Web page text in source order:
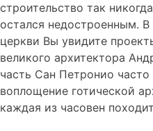
строительство так
остался недостроенным.
церкви Вы увидите
великого архитектора
часть Сан Петронио часто
воплощение готической
каждая из часовен